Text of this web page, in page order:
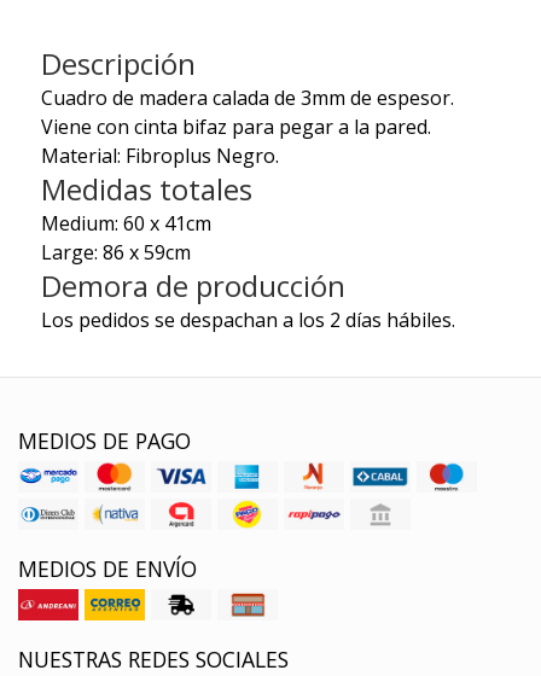
Descripción
Cuadro de madera calada de 3mm de espesor.
Viene con cinta bifaz para pegar a la pared.
Material: Fibroplus Negro.
Medidas totales
Medium: 60 x 41cm
Large: 86 x 59cm
Demora de producción
Los pedidos se despachan a los 2 días hábiles.
MEDIOS DE PAGO
MEDIOS DE ENVÍO
NUESTRAS REDES SOCIALES